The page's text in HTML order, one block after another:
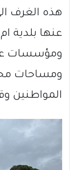
هذه الغرف
عنها بلدية
ومؤسسات
ومساحات
المواطنين